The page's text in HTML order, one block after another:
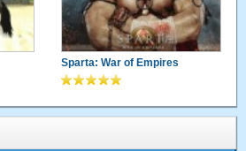
Sparta: War of Empires